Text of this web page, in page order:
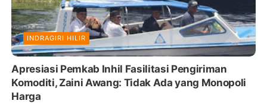
INDRAGIRI HILIR
Apresiasi Pemkab Inhil Fasilitasi Pengiriman
Komoditi, Zaini Awang: Tidak Ada yang Monopoli
Harga